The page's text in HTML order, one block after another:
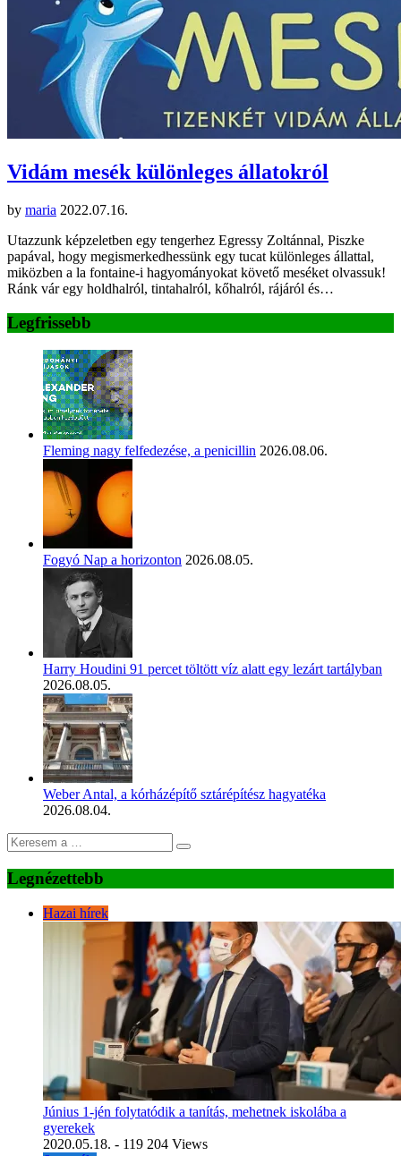
Vidám mesék különleges állatokról
by maria 2022.07.16.
Utazzunk képzeletben egy tengerhez Egressy Zoltánnal, Piszke
papával, hogy megismerkedhessünk egy tucat különleges állattal,
miközben a la fontaine-i hagyományokat követő meséket olvassuk!
Ránk vár egy holdhalról, tintahalról, kőhalról, rájáról és…
Legfrissebb
Fleming nagy felfedezése, a penicillin 2026.08.06.
Fogyó Nap a horizonton 2026.08.05.
Harry Houdini 91 percet töltött víz alatt egy lezárt tartályban
2026.08.05.
Weber Antal, a kórházépítő sztárépítész hagyatéka
2026.08.04.
Legnézettebb
Hazai hírek
Június 1-jén folytatódik a tanítás, mehetnek iskolába a
gyerekek
2020.05.18. - 119 204 Views